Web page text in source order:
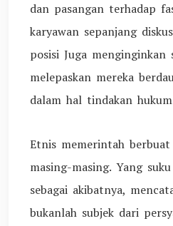
dan pasangan terhadap
karyawan sepanjang
posisi Juga menginginkan
melepaskan mereka
dalam hal tindakan
Etnis memerintah
masing-masing. Yang
sebagai akibatnya,
bukanlah subjek dari